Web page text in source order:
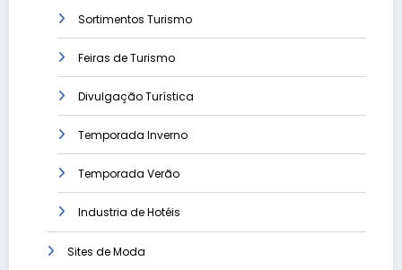
Sortimentos Turismo
Feiras de Turismo
Divulgação Turística
Temporada Inverno
Temporada Verão
Industria de Hotéis
Sites de Moda